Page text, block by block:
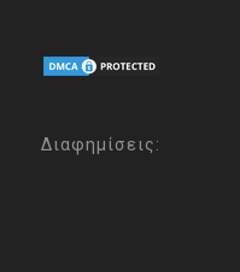
Διαφημίσεις: